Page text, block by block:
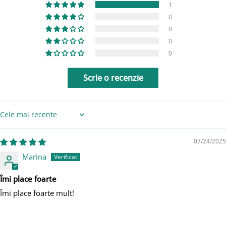
1
0
0
0
0
Scrie o recenzie
Sort by
07/24/2025
Marina
Îmi place foarte
Îmi place foarte mult!